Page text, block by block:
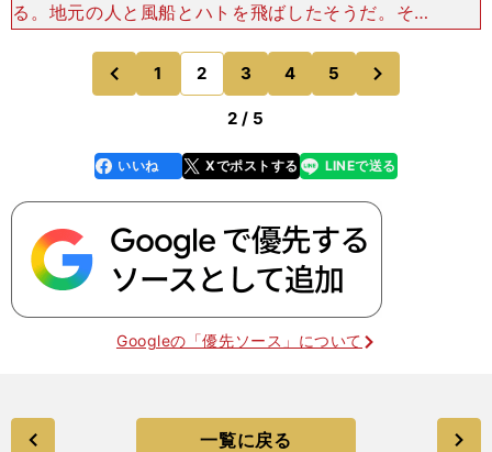
る。地元の人と風船とハトを飛ばしたそうだ。その
時はまだ、ここは更地だった。「僕の中ではいろん
な絵がぐるぐる回っている感じなんです」。感激屋
の清宮監督は少し
前
のページへ
1 2 3 4 5
のページへ
2 / 5
faceboo
k
いいね Xでポストする
line LINEで送る
Googleの「優先ソース」について
一覧に戻る